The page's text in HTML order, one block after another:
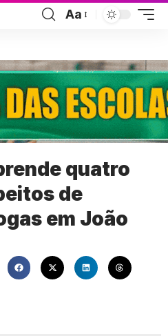
Aa
quatro
de
em João